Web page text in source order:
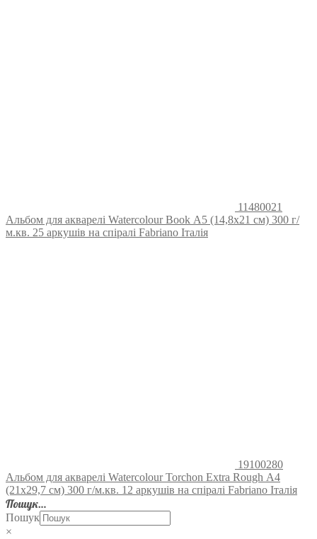
11480021
Альбом для акварелі Watercolour Book А5 (14,8х21 см) 300 г/
м.кв. 25 аркушів на спіралі Fabriano Італія
19100280
Альбом для акварелі Watercolour Torchon Extra Rough А4
(21х29,7 см) 300 г/м.кв. 12 аркушів на спіралі Fabriano Італія
Пошук…
Пошук
×